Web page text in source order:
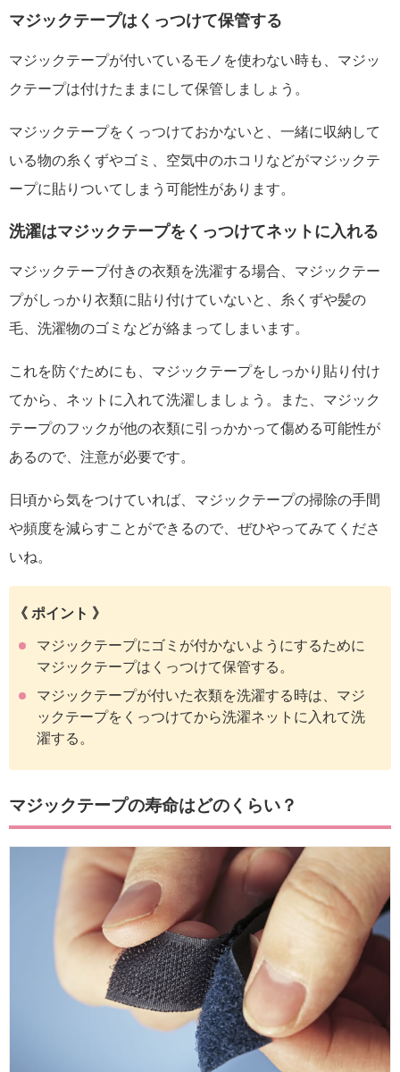
マジックテープはくっつけて保管する
マジックテープが付いているモノを使わない時も、マジッ
クテープは付けたままにして保管しましょう。
マジックテープをくっつけておかないと、一緒に収納して
いる物の糸くずやゴミ、空気中のホコリなどがマジックテ
ープに貼りついてしまう可能性があります。
洗濯はマジックテープをくっつけてネットに入れる
マジックテープ付きの衣類を洗濯する場合、マジックテー
プがしっかり衣類に貼り付けていないと、糸くずや髪の
毛、洗濯物のゴミなどが絡まってしまいます。
これを防ぐためにも、マジックテープをしっかり貼り付け
てから、ネットに入れて洗濯しましょう。また、マジック
テープのフックが他の衣類に引っかかって傷める可能性が
あるので、注意が必要です。
日頃から気をつけていれば、マジックテープの掃除の手間
や頻度を減らすことができるので、ぜひやってみてくださ
いね。
《 ポイント 》
マジックテープにゴミが付かないようにするために
マジックテープはくっつけて保管する。
マジックテープが付いた衣類を洗濯する時は、マジ
ックテープをくっつけてから洗濯ネットに入れて洗
濯する。
マジックテープの寿命はどのくらい？